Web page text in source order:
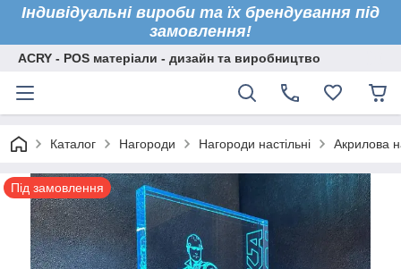
Індивідуальні вироби та їх брендування під
замовлення!
ACRY - POS матеріали - дизайн та виробництво
Каталог Нагороди Нагороди настільні Акрилова
Під замовлення